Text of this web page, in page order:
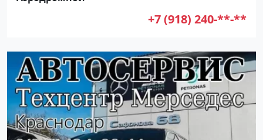
+7 (918) 240-**-**